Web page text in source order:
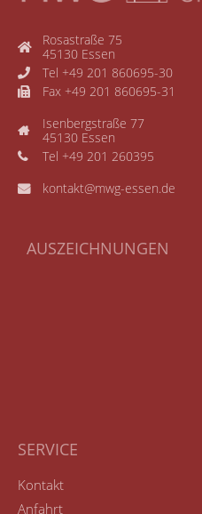
Rosastraße 75
45130 Essen
Tel +49 201 860695-30
Fax +49 201 860695-31
Isenbergstraße 77
45130 Essen
Tel +49 201 260395
kontakt@mwg-essen.de
AUSZEICHNUNGEN
SERVICE
Kontakt
Anfahrt